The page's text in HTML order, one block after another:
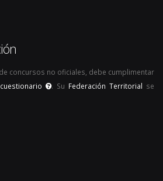
concursos no oficiales, debe cumplimentar
cuestionario . Su Federación Territorial se